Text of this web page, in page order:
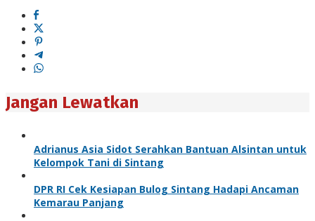
Jangan Lewatkan
Adrianus Asia Sidot Serahkan Bantuan Alsintan untuk
Kelompok Tani di Sintang
DPR RI Cek Kesiapan Bulog Sintang Hadapi Ancaman
Kemarau Panjang